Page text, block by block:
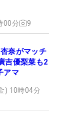
00分 9
奈がマッチ
吉優梨菜も2
アマ
) 10時04分